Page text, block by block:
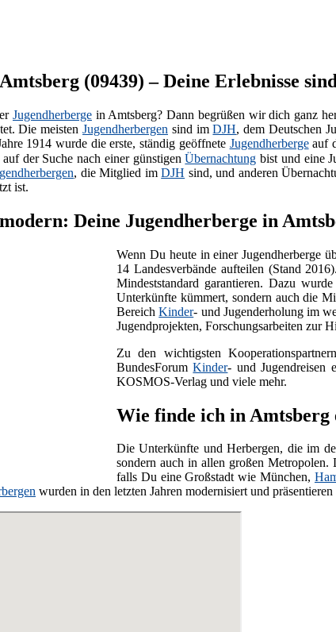
(09439) – Deine Erlebnisse
Jugendherbergein Amtsberg? Dann begrüßen wir dich ganz
Die meistenJugendherbergen sind imDJH, dem Deutschen
1914 wurde die erste, ständig geöffnete Jugendherbergeauf
der Suche nach einer günstigenÜbernachtung bist und eine
, die Mitglied imDJH sind, und anderen
ist.
Deine Jugendherberge in
Wenn Du heute in einer Jugendherberge
14 Landesverbände aufteilen (Stand
Mindeststandard garantieren. Dazu
Unterkünfte kümmert, sondern auch die
BereichKinder- und Jugenderholung im
Jugendprojekten, Forschungsarbeiten zur
Zu den wichtigsten
BundesForumKinder- und Jugendreisen
KOSMOS-Verlag und viele mehr.
Wie finde ich in Amtsberg
Die Unterkünfte und Herbergen, die im
sondern auch in allen großen Metropolen.
falls Du eine Großstadt wie München,
wurden in den letzten Jahren modernisiert und